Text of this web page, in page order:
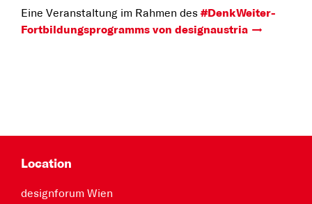
Eine Veranstaltung im Rahmen des #DenkWeiter-
Fortbildungsprogramms von designaustria
Location
designforum Wien